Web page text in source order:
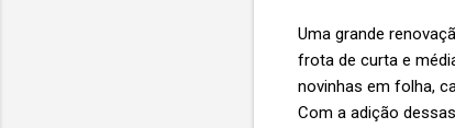
Uma grande
frota de curta e
novinhas em folha,
Com a adição